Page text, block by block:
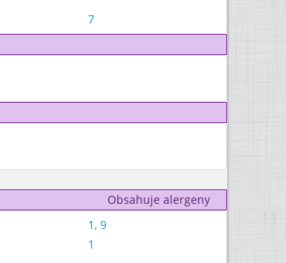
7
Obsahuje alergeny
1, 9
1